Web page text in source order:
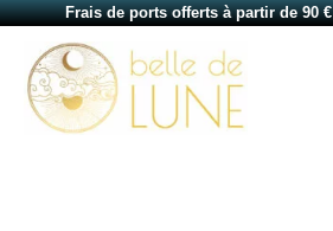
Frais de ports offerts à partir de 90
Aller
contenu